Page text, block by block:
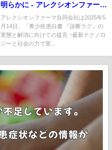
明らかに - アレクシオンファーマ
が白書を刊行
アレクシオンファーマ合同会社は2025年5
月14日、「希少疾患白書 『診断ラグ』の
実態と解消に向けての提言 ~最新テクノロ
ジーと社会の力で実...